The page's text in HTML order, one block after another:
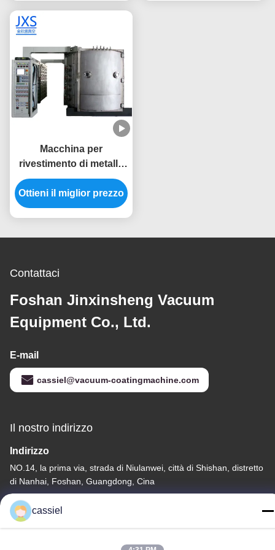
Macchina per
rivestimento di metallo
PVD ad alta efficienza
energetica per
lavandino di cucina,
Ottieni il miglior prezzo
Contattaci
Foshan Jinxinsheng Vacuum
Equipment Co., Ltd.
E-mail
cassiel@vacuum-coatingmachine.com
Il nostro indirizzo
Indirizzo
NO.14, la prima via, strada di Niulanwei, città di Shishan, distretto
di Nanhai, Foshan, Guangdong, Cina
Telefono
86-139-2915-0962
cassiel